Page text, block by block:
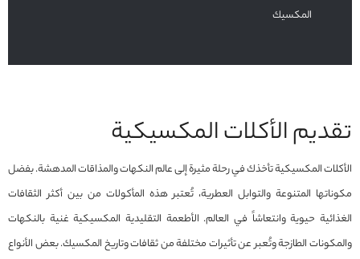
المكسيك
تقديم الأكلات المكسيكية
الأكلات المكسيكية تأخذك في رحلة مثيرة إلى عالم النكهات والمذاقات المدهشة. بفضل
مكوناتها المتنوعة والتوابل العطرية، تُعتبر هذه المأكولات من بين أكثر الثقافات
الغذائية حيوية وانتعاشاً في العالم. الأطعمة التقليدية المكسيكية غنية بالنكهات
والمكونات الطازجة وتُعبر عن تأثيرات مختلفة من ثقافات وتاريخ المكسيك. بعض الأنواع